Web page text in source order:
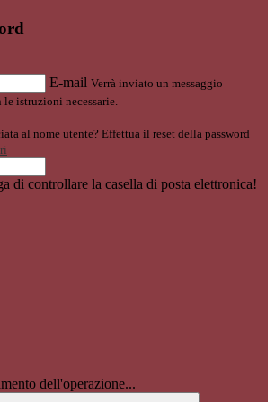
E-mail Verrà inviato un messaggio
istruzioni necessarie.
al nome utente? Effettua il reset della password
di controllare la casella di posta elettronica!
dell'operazione...